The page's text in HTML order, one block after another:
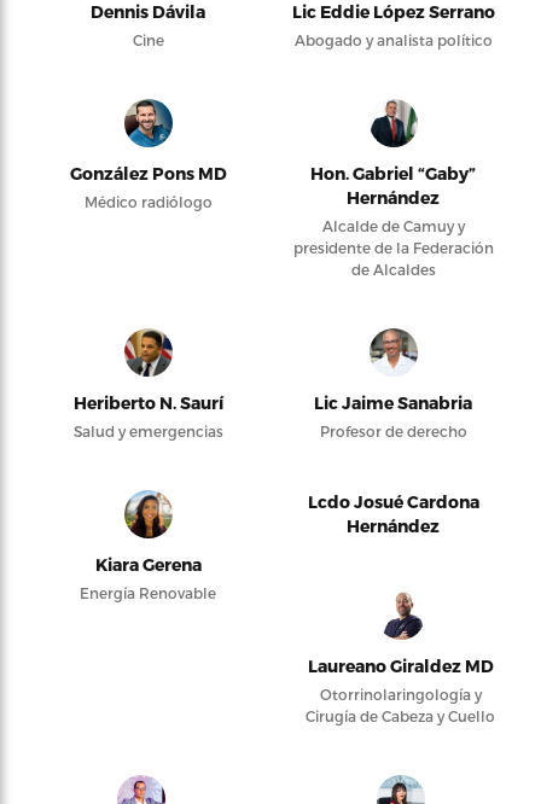
Dennis Dávila
Cine
Lic Eddie López Serrano
Abogado y analista político
González Pons MD
Médico radiólogo
Hon. Gabriel “Gaby”
Hernández
Alcalde de Camuy y
presidente de la Federación
de Alcaldes
Heriberto N. Saurí
Salud y emergencias
Lic Jaime Sanabria
Profesor de derecho
Kiara Gerena
Energía Renovable
Lcdo Josué Cardona
Hernández
Laureano Giraldez MD
Otorrinolaringología y
Cirugía de Cabeza y Cuello